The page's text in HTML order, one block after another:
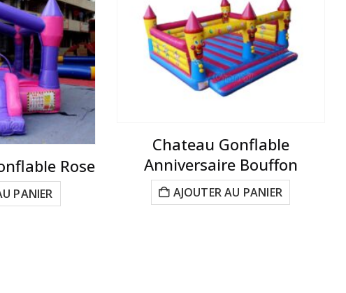
Rose
PANIER
Chateau Gonflable
Anniversaire Bouffon
AJOUTER AU PANIER